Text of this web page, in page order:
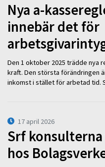
Nya a-
innebär det för
Den 1 oktober 2025 trädde nya
kraft. Den största förändringen
inkomst i stället för arbetad tid.
17 april 2026
Srf
hos